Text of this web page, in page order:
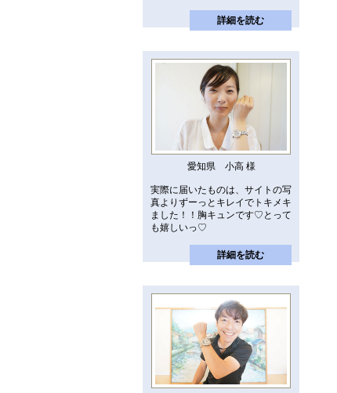
詳細を読む
愛知県 小高 様
実際に届いたものは、サイトの写
真よりずーっとキレイでトキメキ
ました！！胸キュンです♡とって
も嬉しいっ♡
詳細を読む